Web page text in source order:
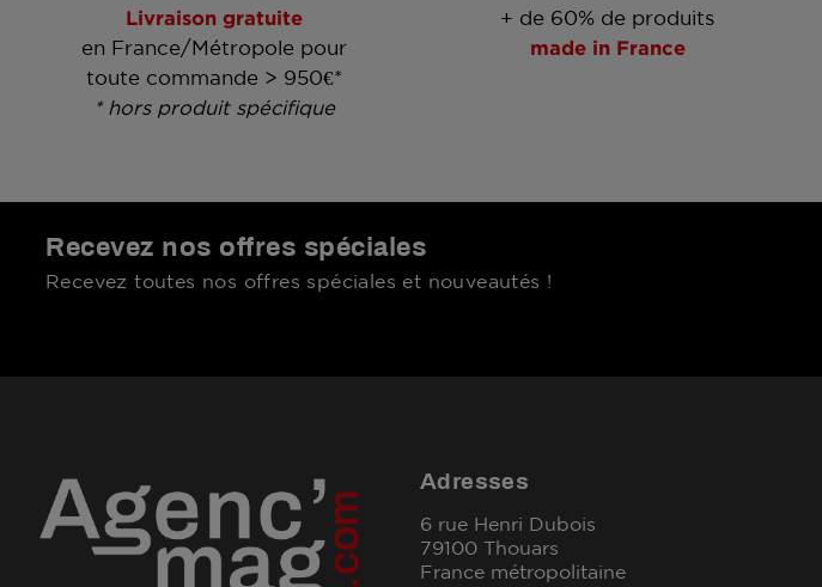
Livraison gratuite
en France/Métropole pour
toute commande > 950€*
* hors produit spécifique
+ de 60% de produits
made in France
Recevez nos offres spéciales
Recevez toutes nos offres spéciales et nouveautés !
Adresses
6 rue Henri Dubois
79100 Thouars
France métropolitaine